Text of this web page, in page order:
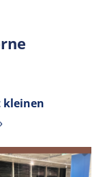
kleinen